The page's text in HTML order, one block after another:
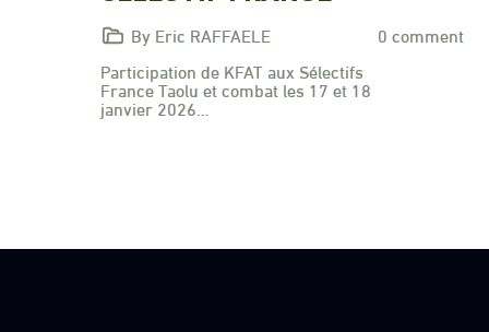
By Eric RAFFAELE
0 comment
Participation de KFAT aux Sélectifs
France Taolu et combat les 17 et 18
janvier 2026…